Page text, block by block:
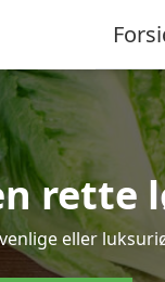
eller